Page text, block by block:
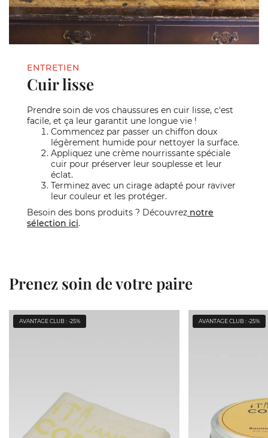
ENTRETIEN
Cuir lisse
Prendre soin de vos chaussures en cuir lisse, c'est
facile, et ça leur garantit une longue vie !
Commencez par passer un chiffon doux
légèrement humide pour nettoyer la surface.
Appliquez une crème nourrissante spéciale
cuir pour préserver leur souplesse et leur
éclat.
Terminez avec un cirage adapté pour raviver
leur couleur et les protéger.
Besoin des bons produits ? Découvrez notre
sélection ici.
Prenez soin de votre paire
AVANTAGE CLUB : -25% AVANTAGE CLUB : -25%